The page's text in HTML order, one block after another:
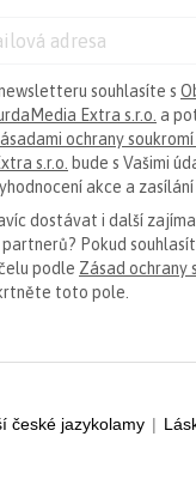
souhlasíte s
Extra s.r.o. a
ochrany
s.r.o. bude s Vašimi
akce a zasílání
dostávat i další
partnerů? Pokud
podle Zásad ochrany
toto pole.
české jazykolamy |